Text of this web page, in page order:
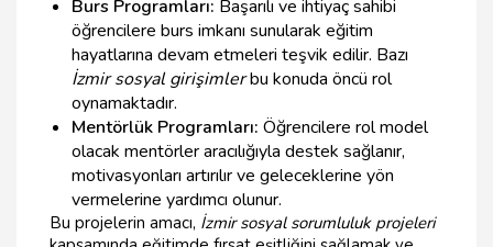
Burs Programları: Başarılı ve ihtiyaç sahibi
öğrencilere burs imkanı sunularak eğitim
hayatlarına devam etmeleri teşvik edilir. Bazı
İzmir sosyal girişimlerbu konuda öncü rol
oynamaktadır.
Mentörlük Programları: Öğrencilere rol model
olacak mentörler aracılığıyla destek sağlanır,
motivasyonları artırılır ve geleceklerine yön
vermelerine yardımcı olunur.
Bu projelerin amacı, İzmir sosyal sorumluluk projeleri